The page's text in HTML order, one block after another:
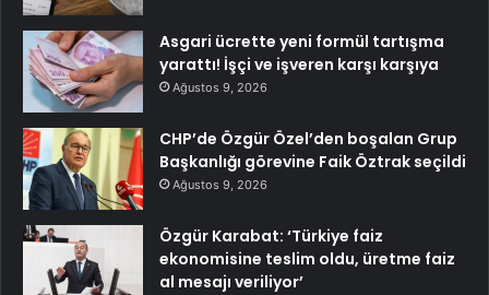
Asgari ücrette yeni formül tartışma
yarattı! İşçi ve işveren karşı karşıya
Ağustos 9, 2026
CHP’de Özgür Özel’den boşalan Grup
Başkanlığı görevine Faik Öztrak seçildi
Ağustos 9, 2026
Özgür Karabat: ‘Türkiye faiz
ekonomisine teslim oldu, üretme faiz
al mesajı veriliyor’